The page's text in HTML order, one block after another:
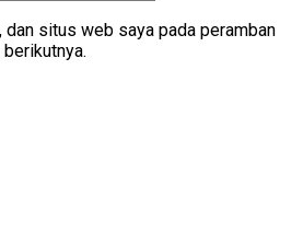
dan situs web saya pada peramban